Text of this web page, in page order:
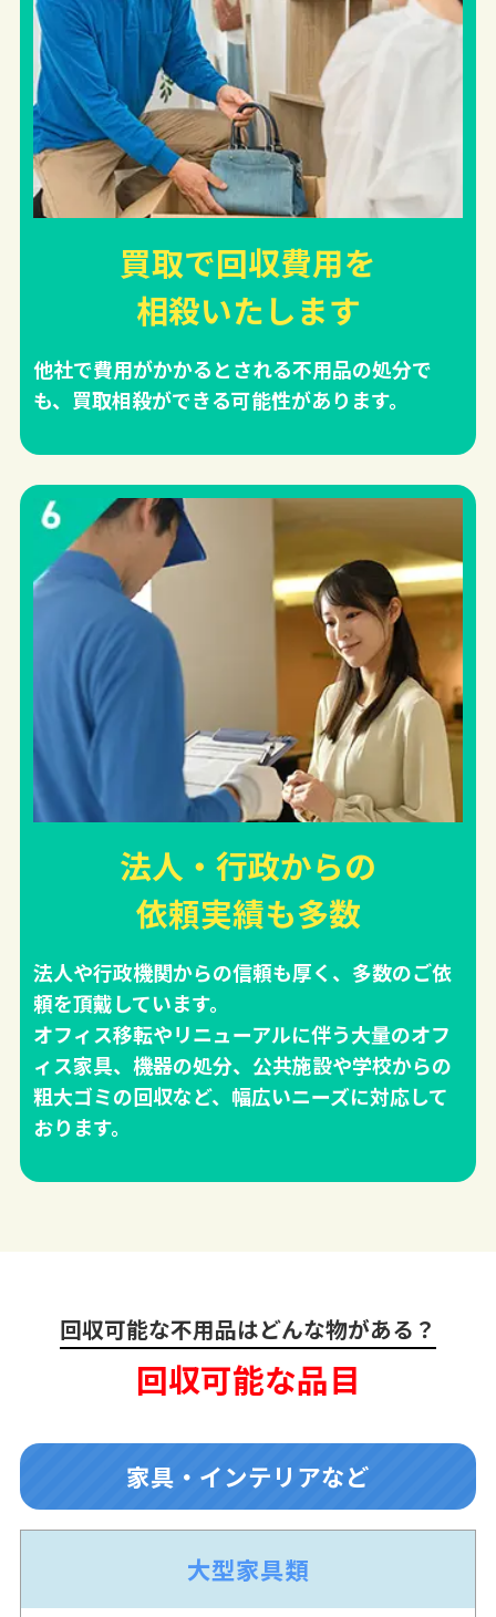
買取で回収費用を
相殺いたします
他社で費用がかかるとされる不用品の処分で
も、買取相殺ができる可能性があります。
法人・行政からの
依頼実績も多数
法人や行政機関からの信頼も厚く、多数のご依
頼を頂戴しています。
オフィス移転やリニューアルに伴う大量のオフ
ィス家具、機器の処分、公共施設や学校からの
粗大ゴミの回収など、幅広いニーズに対応して
おります。
回収可能な不用品はどんな物がある？
回収可能な品目
家具・インテリアなど
大型家具類